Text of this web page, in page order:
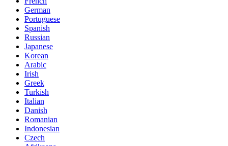
German
Portuguese
Spanish
Russian
Japanese
Korean
Arabic
Irish
Greek
Turkish
Italian
Danish
Romanian
Indonesian
Czech